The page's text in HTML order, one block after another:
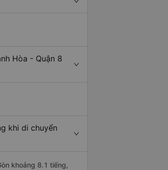
Hòa - Quận 8
khi di chuyển
khoảng 8.1 tiếng,